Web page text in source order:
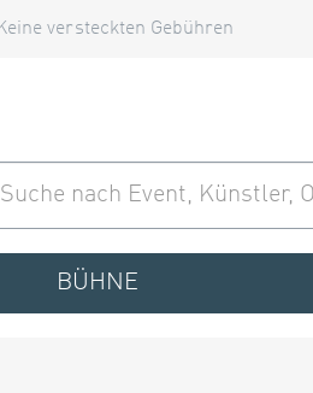
versteckten Gebühren
BÜHNE